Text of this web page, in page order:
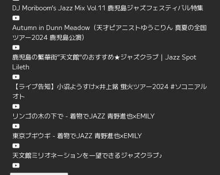
DJ Moriboom’s Jazz Mix Vol.11 鹿児島ジャズフェスティバル特集
Autumn in Dunn Meadow（天才ピアニストゆうこりん 真夏の全国
ツアー2024 鹿児島公演）
鹿児島の繁華街”天文館”のおすすめ★ジャズクラブ | Jazz Spot
Lileth
【ライブ告知】小沼ようすけ×井上銘 蛍火ツアー2024 #ソコニアル
オト
リンゴの木の下で - 着物でJAZZ 青野進也×EMILY
東京ブギウギ - 着物でJAZZ 青野進也×EMILY
天文館ミリオネーションを一望できるジャズクラブ♪